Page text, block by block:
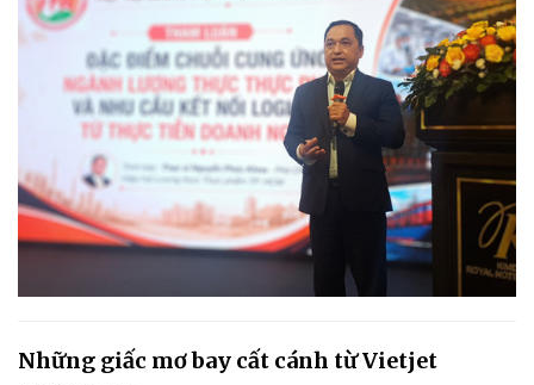
Những giấc mơ bay cất cánh từ Vietjet